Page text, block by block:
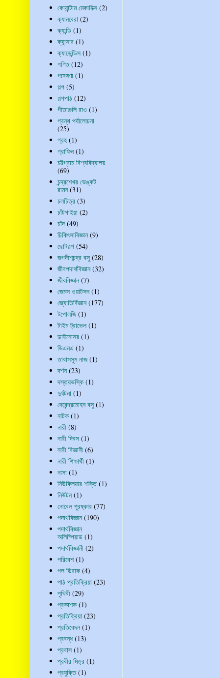
কোয়ান্টাম মেকানিক্স (2)
ক্যানবেরা (2)
ক্যান্ডি (1)
ক্যান্সার (1)
ক্যাভেন্ডিস (1)
গণিত (12)
গবেষণা (1)
গল্প (5)
গল্পপাঠ (12)
গীতাঞ্জলি রাও (1)
গ্রন্থ পর্যালোচনা
(25)
গ্রহ (1)
গ্রাফিন (1)
চট্টগ্রাম বিশ্ববিদ্যালয়
(69)
চন্দ্রশেখর ভেঙ্কট
রামন (31)
চলচিত্র (3)
চাঁটগাইয়া (2)
চাঁদ (49)
চিকিৎসাবিজ্ঞান (9)
ছোটগল্প (54)
জগদীশচন্দ্র বসু (28)
জীবপদার্থবিজ্ঞান (32)
জীববিজ্ঞান (7)
জেমস ওয়াটসন (1)
জ্যোতির্বিজ্ঞান (177)
টপোলজি (1)
টাইম ট্রাভেল (1)
ডাইনোসর (1)
ডিএনএ (1)
তাবাসসুম নাজ (1)
দর্শন (23)
দস্তয়ভস্কি (1)
দুর্ঘটনা (1)
দেবেন্দ্রমোহন বসু (1)
নাটক (1)
নারী (8)
নারী দিবস (1)
নারী বিজ্ঞানী (6)
নারী শিক্ষার্থী (1)
নাসা (1)
নিউক্লিয়ার শক্তি (1)
নিউটন (1)
নোবেল পুরষ্কার (77)
পদার্থবিজ্ঞান (190)
পদার্থবিজ্ঞান
অলিম্পিয়াড (1)
পদার্থবিজ্ঞানী (2)
পরিবেশ (1)
পল ডিরাক (4)
পাঠ প্রতিক্রিয়া (23)
পৃথিবী (29)
প্রকাশক (1)
প্রতিক্রিয়া (23)
প্রতিবেদন (1)
প্রবন্ধ (13)
প্রবাস (1)
প্রবীর মিত্র (1)
প্রযুক্তি (1)